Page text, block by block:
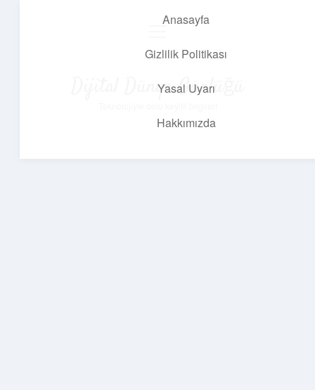
Anasayfa
Gizlilik Politikası
Yasal Uyarı
Hakkımızda
Dijital Dünya Günlüğü